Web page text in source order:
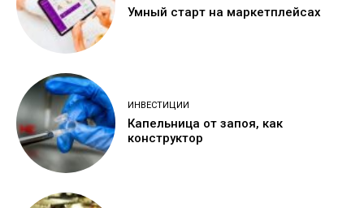
Умный старт на маркетплейсах
ИНВЕСТИЦИИ
Капельница от запоя, как
конструктор